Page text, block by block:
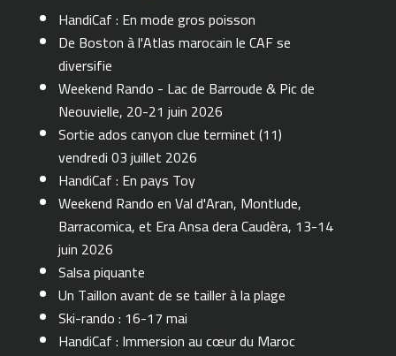
HandiCaf : En mode gros poisson
De Boston à l'Atlas marocain le CAF se
diversifie
Weekend Rando - Lac de Barroude & Pic de
Neouvielle, 20-21 juin 2026
Sortie ados canyon clue terminet (11)
vendredi 03 juillet 2026
HandiCaf : En pays Toy
Weekend Rando en Val d'Aran, Montlude,
Barracomica, et Era Ansa dera Caudèra, 13-14
juin 2026
Salsa piquante
Un Taillon avant de se tailler à la plage
Ski-rando : 16-17 mai
HandiCaf : Immersion au cœur du Maroc